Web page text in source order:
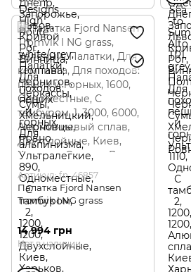
Артикул: fn_46857
Палатка Fjord Nansen
Tromvik I NG grass
14 994 грн
Нет в наличии